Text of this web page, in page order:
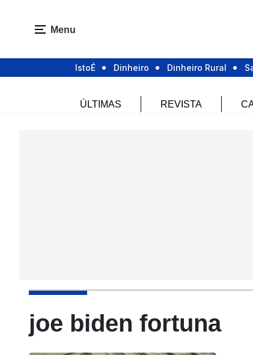
Menu
IstoÉ Dinheiro Dinheiro Rural
ÚLTIMAS REVISTA
joe biden fortuna